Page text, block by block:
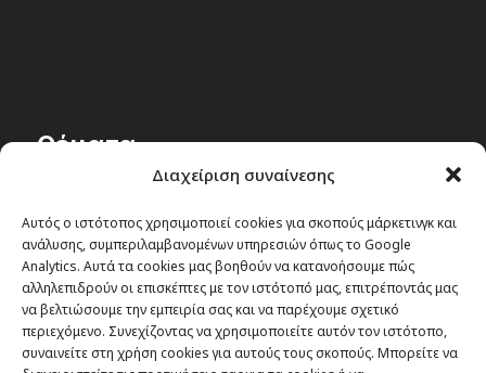
Διαχείριση συναίνεσης
Αυτός ο ιστότοπος χρησιμοποιεί cookies για σκοπούς μάρκετινγκ και
ανάλυσης, συμπεριλαμβανομένων υπηρεσιών όπως το Google
Analytics. Αυτά τα cookies μας βοηθούν να κατανοήσουμε πώς
αλληλεπιδρούν οι επισκέπτες με τον ιστότοπό μας, επιτρέποντάς μας
να βελτιώσουμε την εμπειρία σας και να παρέχουμε σχετικό
περιεχόμενο. Συνεχίζοντας να χρησιμοποιείτε αυτόν τον ιστότοπο,
συναινείτε στη χρήση cookies για αυτούς τους σκοπούς. Μπορείτε να
Θέματα
Passenger στον κόσμο
TRAVEL NEWS
Οργάνωσε το ταξίδι σου
CITY and CULTURE